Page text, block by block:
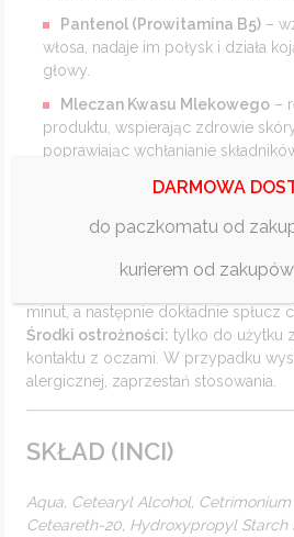
Pantenol (Prowitamina B5) –
włosa, nadaje im połysk i działa
głowy.
Mleczan Kwasu Mlekowego –
produktu, wspierając zdrowie
poprawiając wchłanianie
SPOSÓB UŻYCIA
Nałóż maskę na umyte, mokre
minut, a następnie dokładnie spłucz
Środki ostrożności: tylko do użytku
kontaktu z oczami. W przypadku
alergicznej, zaprzestań stosowania.
SKŁAD (INCI)
Aqua, Cetearyl Alcohol,
Ceteareth-20, Hydroxypropyl Starch
DARMOWA
do paczkomatu od
kurierem od zakupów